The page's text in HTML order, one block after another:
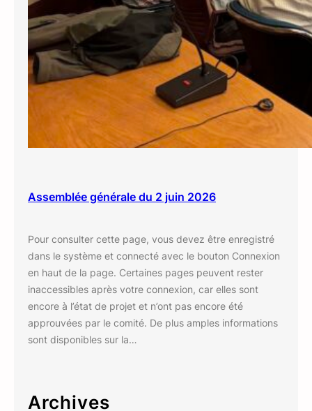
Assemblée générale du 2 juin 2026
Pour consulter cette page, vous devez être enregistré
dans le système et connecté avec le bouton Connexion
en haut de la page. Certaines pages peuvent rester
inaccessibles après votre connexion, car elles sont
encore à l’état de projet et n’ont pas encore été
approuvées par le comité. De plus amples informations
sont disponibles sur la…
Archives